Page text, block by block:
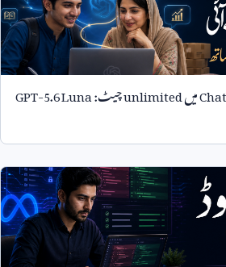
میںunlimitedچیٹ:GPT-5.6 Luna